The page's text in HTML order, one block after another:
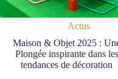
Actus
Maison & Objet 2025 :
Plongée inspirante dans les
tendances de décoration